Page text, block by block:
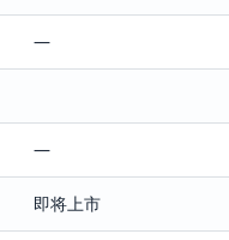
—
—
即将上市